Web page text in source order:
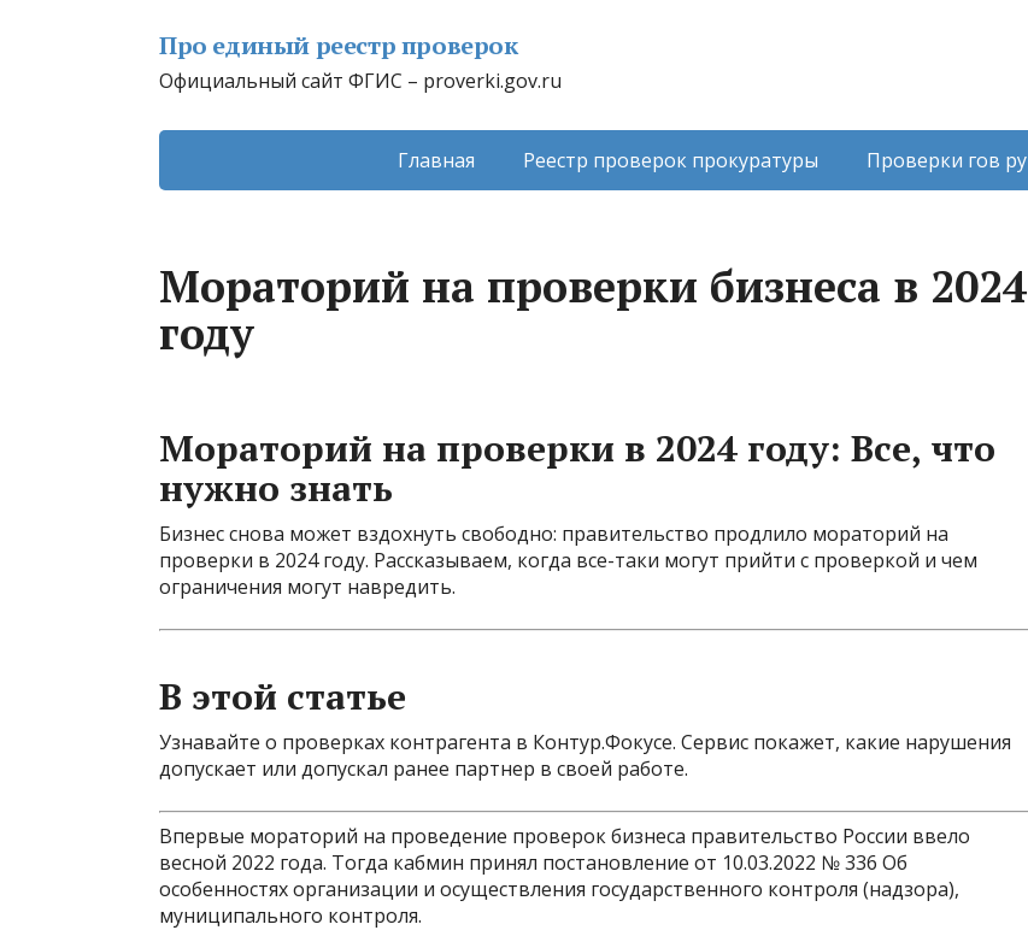
Про единый реестр проверок
Официальный сайт ФГИС – proverki.gov.ru
Главная Реестр проверок прокуратуры Проверки гов ру
Мораторий на проверки бизнеса в 2024
году
Мораторий на проверки в 2024 году: Все, что
нужно знать
Бизнес снова может вздохнуть свободно: правительство продлило мораторий на
проверки в 2024 году. Рассказываем, когда все-таки могут прийти с проверкой и чем
ограничения могут навредить.
В этой статье
Узнавайте о проверках контрагента в Контур.Фокусе. Сервис покажет, какие нарушения
допускает или допускал ранее партнер в своей работе.
Впервые мораторий на проведение проверок бизнеса правительство России ввело
весной 2022 года. Тогда кабмин принял постановление от 10.03.2022 № 336 Об
особенностях организации и осуществления государственного контроля (надзора),
муниципального контроля.